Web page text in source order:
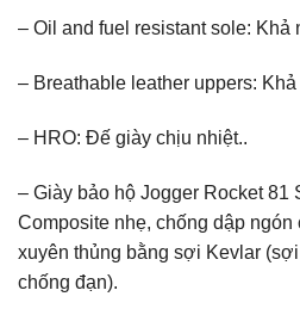
– Oil and fuel resistant sole: Khả
– Breathable leather uppers:
– HRO: Đế giày chịu nhiệt..
– Giày bảo hộ Jogger Rocket 81
Composite nhẹ, chống dập
xuyên thủng bằng sợi Kevlar
chống đạn).